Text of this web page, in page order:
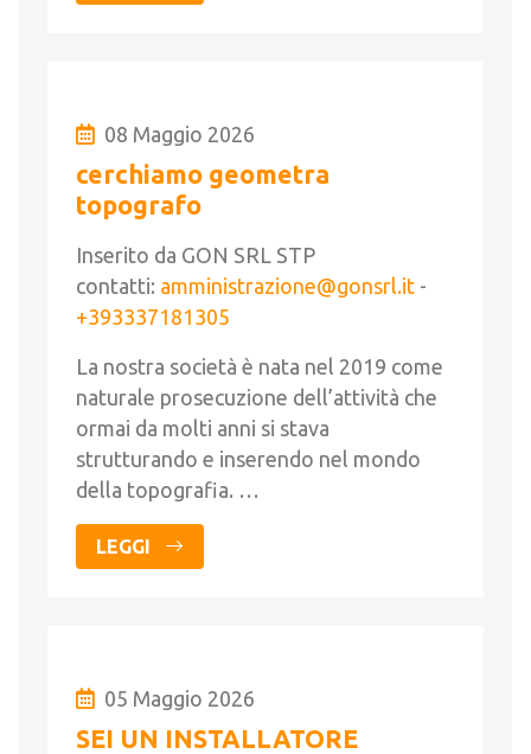
08 Maggio 2026
cerchiamo geometra
topografo
Inserito da GON SRL STP
contatti: amministrazione@gonsrl.it -
+393337181305
La nostra società è nata nel 2019 come
naturale prosecuzione dell’attività che
ormai da molti anni si stava
strutturando e inserendo nel mondo
della topografia. …
LEGGI
05 Maggio 2026
SEI UN INSTALLATORE